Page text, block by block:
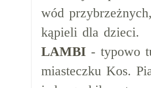
wód
kąpieli dla dzieci.
LAMBI - typowo
miasteczku Kos.